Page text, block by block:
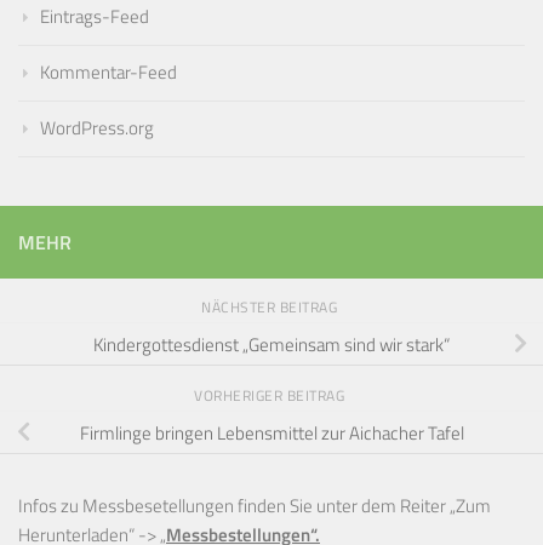
Eintrags-Feed
Kommentar-Feed
WordPress.org
MEHR
NÄCHSTER BEITRAG
Kindergottesdienst „Gemeinsam sind wir stark“
VORHERIGER BEITRAG
Firmlinge bringen Lebensmittel zur Aichacher Tafel
Infos zu Messbesetellungen finden Sie unter dem Reiter „Zum
Herunterladen“ ->„Messbestellungen“.